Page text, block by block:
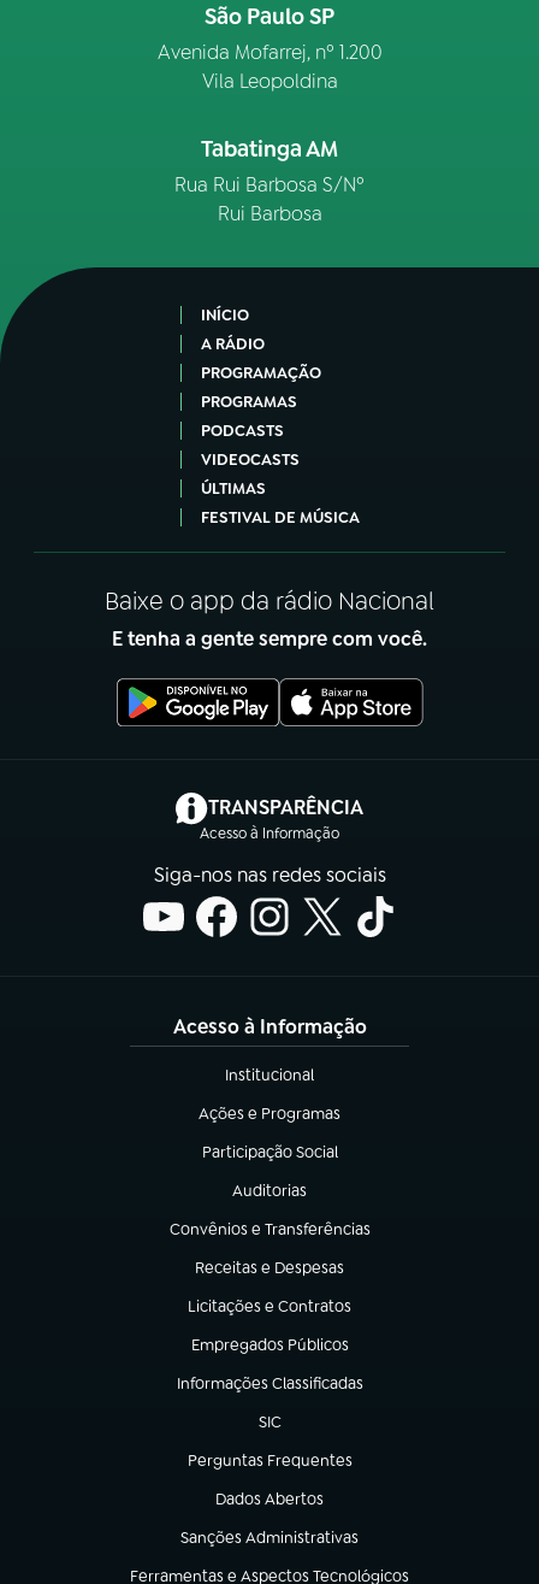
São Paulo SP
Avenida Mofarrej, nº 1.200
Vila Leopoldina
Tabatinga AM
Rua Rui Barbosa S/Nº
Rui Barbosa
INÍCIO
A RÁDIO
PROGRAMAÇÃO
PROGRAMAS
PODCASTS
VIDEOCASTS
ÚLTIMAS
FESTIVAL DE MÚSICA
Baixe o app da rádio Nacional
E tenha a gente sempre com você.
TRANSPARÊNCIA
Acesso à Informação
(abre em nova aba)
Siga-nos nas redes sociais
Acesso à Informação
Institucional
(abre em nova aba)
Ações e Programas
(abre em nova aba)
Participação Social
(abre em nova aba)
Auditorias
(abre em nova aba)
Convênios e Transferências
(abre em nova aba)
Receitas e Despesas
(abre em nova aba)
Licitações e Contratos
(abre em nova aba)
Empregados Públicos
(abre em nova aba)
Informações Classificadas
(abre em nova aba)
SIC
(abre em nova aba)
Perguntas Frequentes
(abre em nova aba)
Dados Abertos
(abre em nova aba)
Sanções Administrativas
(abre em nova aba)
Ferramentas e Aspectos Tecnológicos